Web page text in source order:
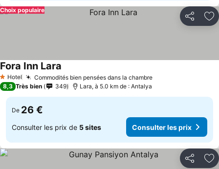
Partager
Choix populaire
1 Étoiles
Hotel Commodités bien pensées dans la chambre
Fora Inn Lara
8,3 Très bien 349 Lara, à 5.0 km de : Antalya
De 26 €
Consulter les prix de 5 sites Consulter les prix
Partager